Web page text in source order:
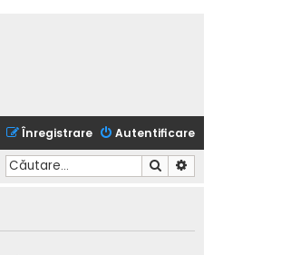
Autentificare
Înregistrare
Căutare